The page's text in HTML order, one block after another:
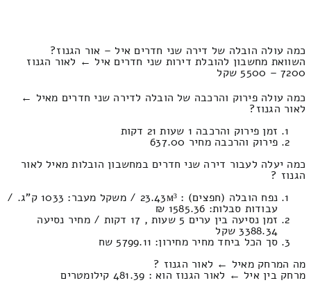
כמה עולה הובלה של דירה שני חדרים איל – אור הגנוז?
השוואת מחשבון להובלת דירות שני חדרים איל ← לאור הגנוז
7200 – 5500 שקל
כמה עולה פירוק והרכבה של הובלה לדירה שני חדרים מאיל ←
לאור הגנוז?
זמן פירוק והרכבה 1 שעות 21 דקות
פירוק והרכבה מחיר 637.00
כמה יעלה לעבור דירה שני חדרים במחשבון הובלות מאיל לאור
הגנוז ?
נפח הובלה (חפצים) : 23.43м³ / משקל מעבר: 1033 ק”ג. /
עבודות סבלות: 1585.36 ₪
זמן נסיעה בין ערים 5 שעות , 17 דקות / מחיר נסיעה
3388.34 שקל
סך הכל ביחד מחיר מחירון: 5799.11 שח
מה המרחק מאיל ← לאור הגנוז ?
מרחק בין איל ← לאור הגנוז הוא : 481.39 קילומטרים